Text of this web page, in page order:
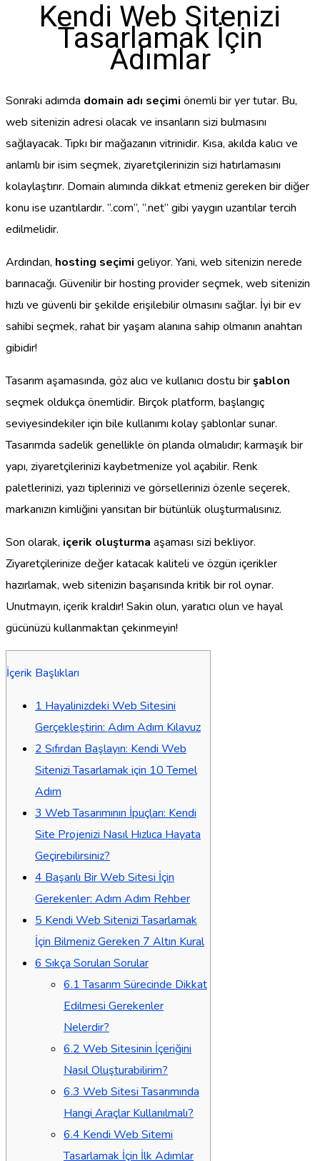
Kendi Web Sitenizi
Tasarlamak İçin
Adımlar
Sonraki adımda domain adı seçimi önemli bir yer tutar. Bu,
web sitenizin adresi olacak ve insanların sizi bulmasını
sağlayacak. Tıpkı bir mağazanın vitrinidir. Kısa, akılda kalıcı ve
anlamlı bir isim seçmek, ziyaretçilerinizin sizi hatırlamasını
kolaylaştırır. Domain alımında dikkat etmeniz gereken bir diğer
konu ise uzantılardır. “.com”, “.net” gibi yaygın uzantılar tercih
edilmelidir.
Ardından, hosting seçimi geliyor. Yani, web sitenizin nerede
barınacağı. Güvenilir bir hosting provider seçmek, web sitenizin
hızlı ve güvenli bir şekilde erişilebilir olmasını sağlar. İyi bir ev
sahibi seçmek, rahat bir yaşam alanına sahip olmanın anahtarı
gibidir!
Tasarım aşamasında, göz alıcı ve kullanıcı dostu birşablon
seçmek oldukça önemlidir. Birçok platform, başlangıç
seviyesindekiler için bile kullanımı kolay şablonlar sunar.
Tasarımda sadelik genellikle ön planda olmalıdır; karmaşık bir
yapı, ziyaretçilerinizi kaybetmenize yol açabilir. Renk
paletlerinizi, yazı tiplerinizi ve görsellerinizi özenle seçerek,
markanızın kimliğini yansıtan bir bütünlük oluşturmalısınız.
Son olarak, içerik oluşturma aşaması sizi bekliyor.
Ziyaretçilerinize değer katacak kaliteli ve özgün içerikler
hazırlamak, web sitenizin başarısında kritik bir rol oynar.
Unutmayın, içerik kraldır! Sakin olun, yaratıcı olun ve hayal
gücünüzü kullanmaktan çekinmeyin!
İçerik Başlıkları
1 Hayalinizdeki Web Sitesini
Gerçekleştirin: Adım Adım Kılavuz
2 Sıfırdan Başlayın: Kendi Web
Sitenizi Tasarlamak için 10 Temel
Adım
3 Web Tasarımının İpuçları: Kendi
Site Projenizi Nasıl Hızlıca Hayata
Geçirebilirsiniz?
4 Başarılı Bir Web Sitesi İçin
Gerekenler: Adım Adım Rehber
5 Kendi Web Sitenizi Tasarlamak
İçin Bilmeniz Gereken 7 Altın Kural
6 Sıkça Sorulan Sorular
6.1Tasarım Sürecinde Dikkat
Edilmesi Gerekenler
Nelerdir?
6.2 Web Sitesinin İçeriğini
Nasıl Oluşturabilirim?
6.3 Web Sitesi Tasarımında
Hangi Araçlar Kullanılmalı?
6.4 Kendi Web Sitemi
Tasarlamak İçin İlk Adımlar